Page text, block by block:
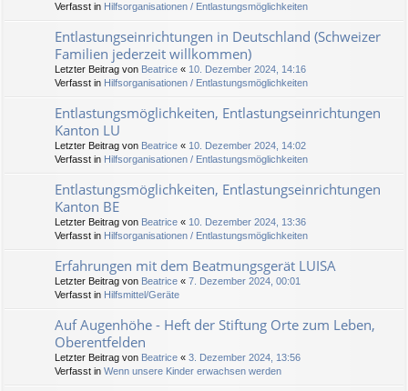
Verfasst in Hilfsorganisationen / Entlastungsmöglichkeiten
Entlastungseinrichtungen in Deutschland (Schweizer
Familien jederzeit willkommen)
Letzter Beitrag von Beatrice « 10. Dezember 2024, 14:16
Verfasst in Hilfsorganisationen / Entlastungsmöglichkeiten
Entlastungsmöglichkeiten, Entlastungseinrichtungen
Kanton LU
Letzter Beitrag von Beatrice « 10. Dezember 2024, 14:02
Verfasst in Hilfsorganisationen / Entlastungsmöglichkeiten
Entlastungsmöglichkeiten, Entlastungseinrichtungen
Kanton BE
Letzter Beitrag von Beatrice « 10. Dezember 2024, 13:36
Verfasst in Hilfsorganisationen / Entlastungsmöglichkeiten
Erfahrungen mit dem Beatmungsgerät LUISA
Letzter Beitrag von Beatrice « 7. Dezember 2024, 00:01
Verfasst in Hilfsmittel/Geräte
Auf Augenhöhe - Heft der Stiftung Orte zum Leben,
Oberentfelden
Letzter Beitrag von Beatrice « 3. Dezember 2024, 13:56
Verfasst in Wenn unsere Kinder erwachsen werden